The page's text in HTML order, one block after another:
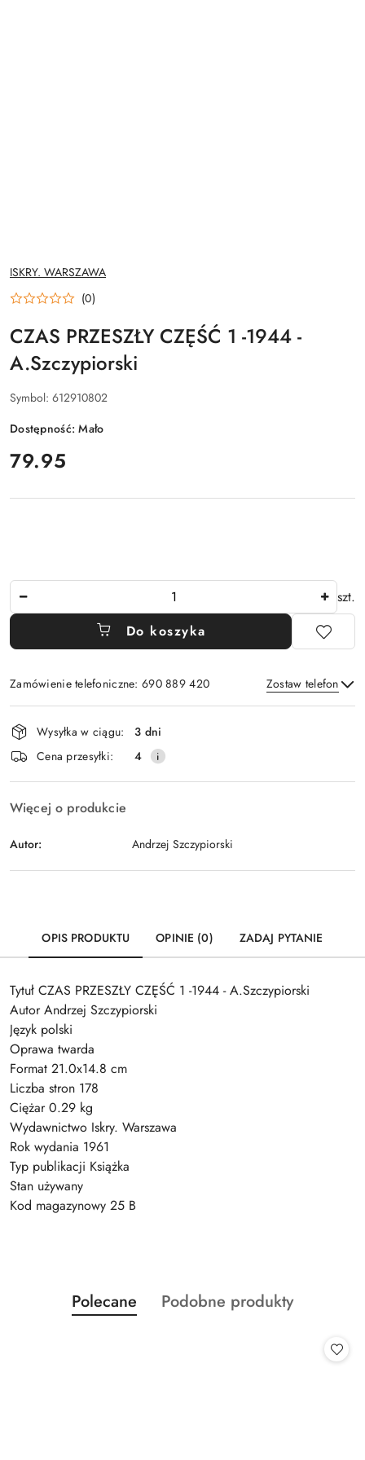
NAZWA
PRODUCENTA:
ISKRY. WARSZAWA
(0)
CZAS PRZESZŁY CZĘŚĆ 1 -1944 -
A.Szczypiorski
Symbol: 612910802
Dostępność:Mało
cena:
79.95
szt.
Do koszyka
Zamówienie telefoniczne: 690 889 420 Zostaw telefon
Wyślij
Dostępność
i
dostawa
Wysyłka w ciągu:
3 dni
Cena przesyłki:
4
Więcej o produkcie
Autor: Andrzej Szczypiorski
OPIS PRODUKTU OPINIE (0) ZADAJ PYTANIE
Tytuł CZAS PRZESZŁY CZĘŚĆ 1 -1944 - A.Szczypiorski
Autor Andrzej Szczypiorski
Język polski
Oprawa twarda
Format 21.0x14.8 cm
Liczba stron 178
Ciężar 0.29 kg
Wydawnictwo Iskry. Warszawa
Rok wydania 1961
Typ publikacji Książka
Stan używany
Kod magazynowy 25 B
Pomiń karuzelę produktów
Produkty
o
Polecane
Produkty
Podobne produkty